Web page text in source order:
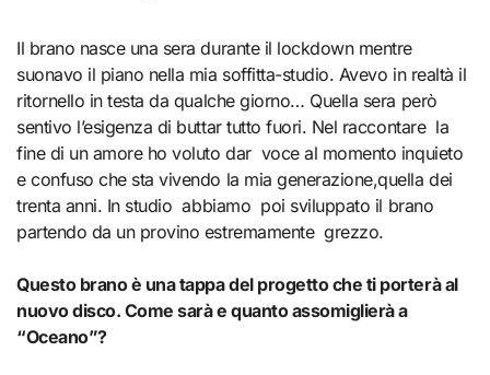
Il brano nasce una sera durante il lockdown mentre
suonavo il piano nella mia soffitta-studio. Avevo in realtà il
ritornello in testa da qualche giorno… Quella sera però
sentivo l’esigenza di buttar tutto fuori. Nel raccontare la
fine di un amore ho voluto dar voce al momento inquieto
e confuso che sta vivendo la mia generazione,quella dei
trenta anni. In studio abbiamo poi sviluppato il brano
partendo da un provino estremamente grezzo.
Questo brano è una tappa del progetto che ti porterà al
nuovo disco. Come sarà e quanto assomiglierà a
“Oceano”?